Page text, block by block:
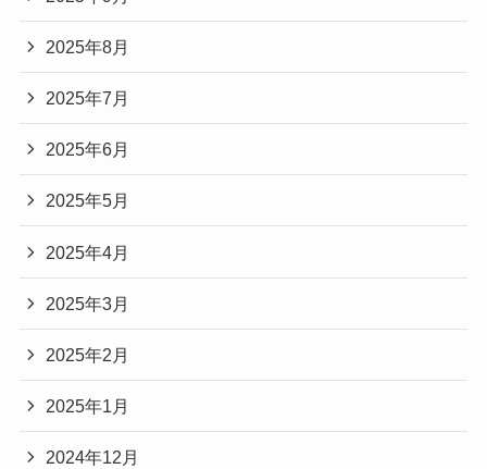
2025年8月
2025年7月
2025年6月
2025年5月
2025年4月
2025年3月
2025年2月
2025年1月
2024年12月